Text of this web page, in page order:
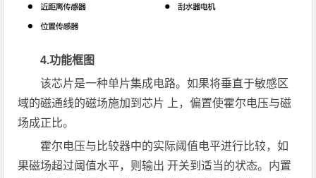
4.功能框图
该芯片是一种单片集成电路。如果将垂直于敏感区
域的磁通线的磁场施加到芯片 上，偏置使霍尔电压与磁
场成正比。
霍尔电压与比较器中的实际阈值电平进行比较，如
果磁场超过阈值水平，则输出 开关到适当的状态。内置